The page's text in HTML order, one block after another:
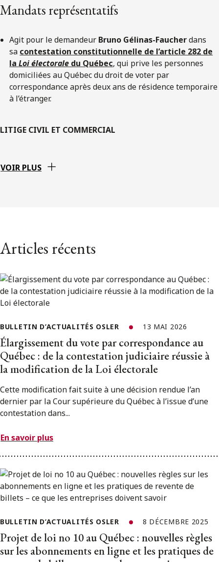
Mandats représentatifs
Agit pour le demandeur Bruno Gélinas-Faucherdans
sa contestation constitutionnelle de l’article 282 de
laLoi électorale du Québec, qui prive les personnes
domiciliées au Québec du droit de voter par
correspondance après deux ans de résidence temporaire
à l’étranger.
LITIGE CIVIL ET COMMERCIAL
VOIR PLUS
Articles récents
BULLETIN D’ACTUALITÉS OSLER 13 MAI 2026
Élargissement du vote par correspondance au
Québec : de la contestation judiciaire réussie à
la modification de la Loi électorale
Cette modification fait suite à une décision rendue l’an
dernier par la Cour supérieure du Québec à l’issue d’une
contestation dans...
En savoir plus
BULLETIN D’ACTUALITÉS OSLER 8 DÉCEMBRE 2025
Projet de loi no 10 au Québec : nouvelles règles
sur les abonnements en ligne et les pratiques de